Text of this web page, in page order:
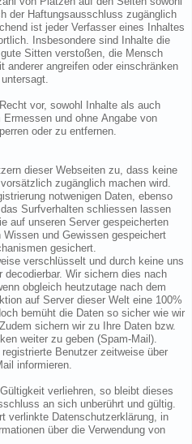
der Haftungsausschluss zugänglich
ist jeder Verfasser eines Inhaltes
Insbesondere sind Inhalte die
Sitten verstoßen, die Mensch
anderer angreifen oder einschränken
vor, sowohl Inhalte als auch
und ohne Angabe von
oder zu entfernen.
dieser Webseiten zu, dass keine
zugänglich machen wird.
notwenigen Daten, ebenso
Surfverhalten schliessen lassen
auf unseren Server gespeicherten
und Gewissen gespeichert
gesichert.
verschlüsselt und durch keine uns
decodierbar. Wir sichern dies nach
obgleich heutzutage nach dem
auf Server dieser Welt eine 100%
bemüht die Daten so sicher wie wir
sichern wir zu Ihre Daten bzw.
weiter zu geben (Spam-Mail).
Benutzer zeitweise über
informieren.
verliehren, so bleibt dieses
an sich unberührt und gültig.
verlinkte Datenschutzerklärung, in
über die Verwendung von